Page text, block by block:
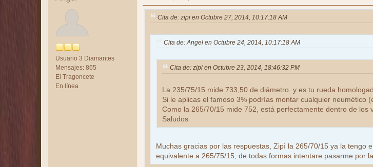
Usuario 3 Diamantes
Mensajes: 865
El Tragoncete
En línea
Cita de: zipi en Octubre 27, 2014, 10:17:18 AM
Cita de: Angel en Octubre 24, 2014, 10:17:18 AM
Cita de: zipi en Octubre 23, 2014, 18:46:32 PM
La 235/75/15 mide 733,50 de diámetro. y es tu rueda
Si le aplicas el famoso 3% podrías montar cualquier neumético
Como la 265/70/15 mide 752, está perfectamente dentro de los
Saludos
Muchas gracias por las respuestas, Zipì la 265/70/15 ya la tengo
equivalente a 265/75/15, de todas formas intentare pasarme por